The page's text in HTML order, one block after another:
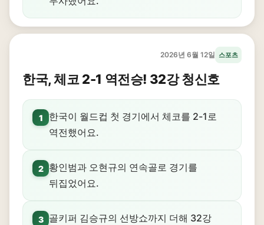
2026년 6월 12일 스포츠
한국, 체코 2-1 역전승! 32강 청신호
1
한국이 월드컵 첫 경기에서 체코를 2-1로
역전했어요.
2
황인범과 오현규의 연속골로 경기를
뒤집었어요.
3
골키퍼 김승규의 선방쇼까지 더해 32강